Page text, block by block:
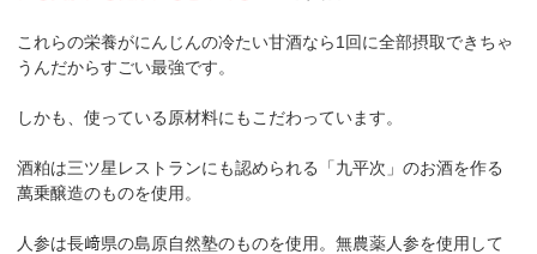
これらの栄養がにんじんの冷たい甘酒なら1回に全部摂取できちゃ
うんだからすごい最強です。
しかも、使っている原材料にもこだわっています。
酒粕は三ツ星レストランにも認められる「九平次」のお酒を作る
萬乗醸造のものを使用。
人参は長﨑県の島原自然塾のものを使用。無農薬人参を使用して